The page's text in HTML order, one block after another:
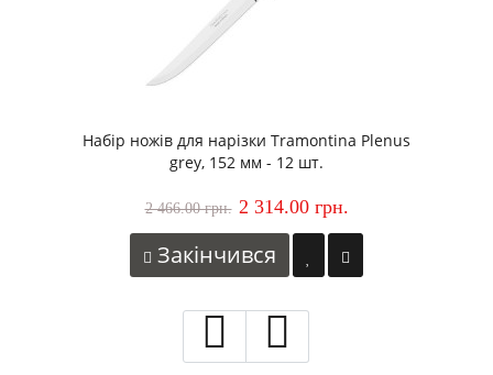
Набір ножів для нарізки Tramontina Plenus
grey, 152 мм - 12 шт.
2 466.00 грн. 2 314.00 грн.
Закінчився